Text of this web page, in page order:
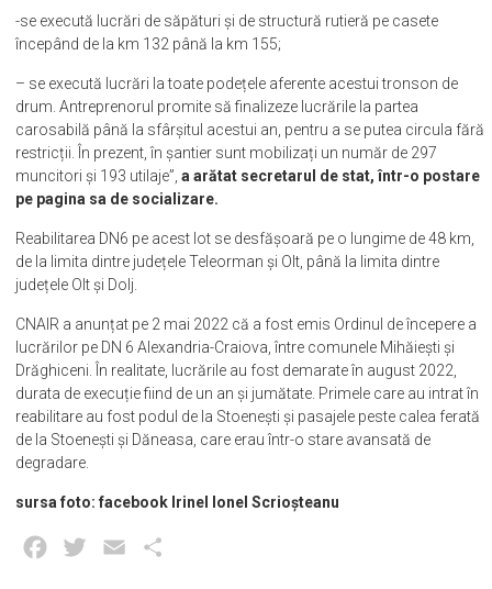
-se execută lucrări de săpături și de structură rutieră pe casete
începând de la km 132 până la km 155;
– se execută lucrări la toate podețele aferente acestui tronson de
drum. Antreprenorul promite să finalizeze lucrările la partea
carosabilă până la sfârșitul acestui an, pentru a se putea circula fără
restricții. În prezent, în șantier sunt mobilizați un număr de 297
muncitori și 193 utilaje”,a arătat secretarul de stat, într-o postare
pe pagina sa de socializare.
Reabilitarea DN6 pe acest lot se desfășoară pe o lungime de 48 km,
de la limita dintre județele Teleorman și Olt, până la limita dintre
județele Olt și Dolj.
CNAIR a anunțat pe 2 mai 2022 că a fost emis Ordinul de începere a
lucrărilor pe DN 6 Alexandria-Craiova, între comunele Mihăiești și
Drăghiceni. În realitate, lucrările au fost demarate în august 2022,
durata de execuție fiind de un an și jumătate. Primele care au intrat în
reabilitare au fost podul de la Stoenești și pasajele peste calea ferată
de la Stoenești și Dăneasa, care erau într-o stare avansată de
degradare.
sursa foto: facebook Irinel Ionel Scrioșteanu
Facebook
Twitter Email